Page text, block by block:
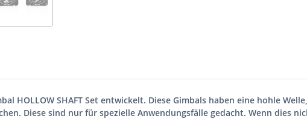
HOLLOW SHAFT Set entwickelt. Diese Gimbals haben eine hohle
Diese sind nur für spezielle Anwendungsfälle gedacht. Wenn dies